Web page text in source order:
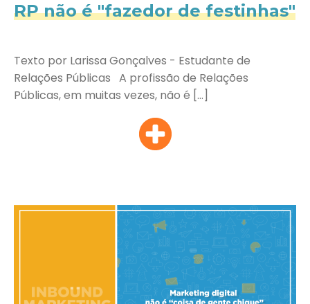
RP não é "fazedor de festinhas"
Texto por Larissa Gonçalves - Estudante de
Relações Públicas A profissão de Relações
Públicas, em muitas vezes, não é […]